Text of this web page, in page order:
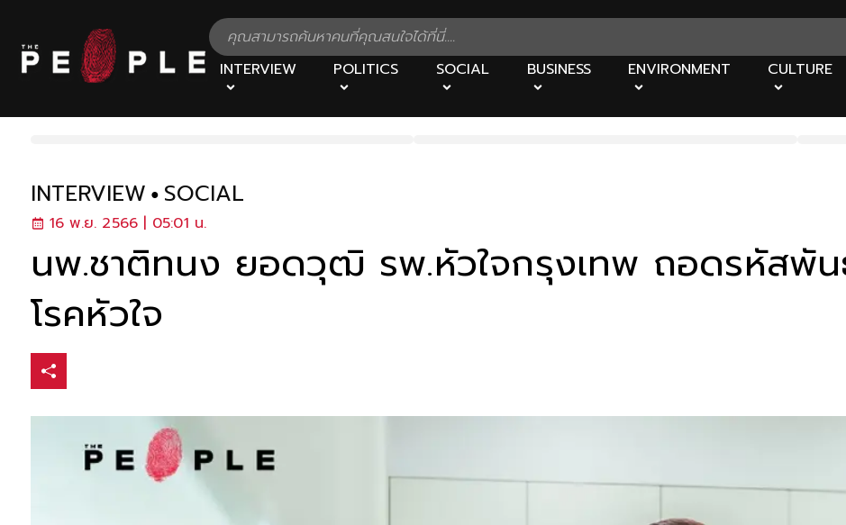
INTERVIEW POLITICS SOCIAL BUSINESS ENVIRONMENT CULTURE
INTERVIEW SOCIAL
16 พ.ย. 2566 | 05:01 น.
นพ.ชาติทนง ยอดวุฒิ รพ.หัวใจกรุงเทพ ถอดรหัสพัน
โรคหัวใจ